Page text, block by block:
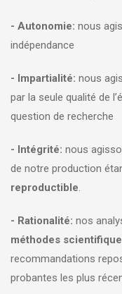
- Autonomie: nous
indépendance
- Impartialité: nous
par la seule qualité de
question de recherche
- Intégrité: nous
de notre production
reproductible.
- Rationalité: nos
méthodes
recommandations
probantes les plus